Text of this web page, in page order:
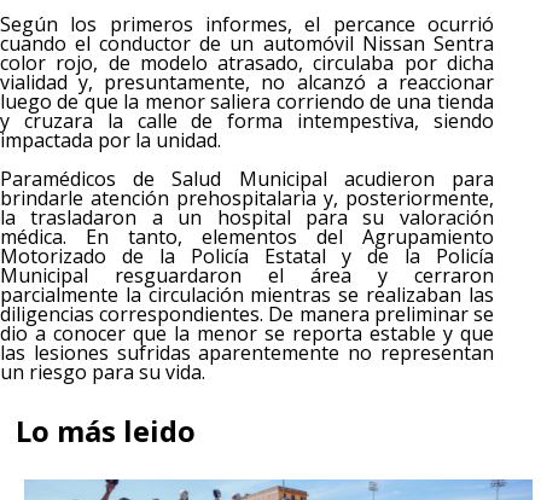
Según los primeros informes, el percance ocurrió
cuando el conductor de un automóvil Nissan Sentra
color rojo, de modelo atrasado, circulaba por dicha
vialidad y, presuntamente, no alcanzó a reaccionar
luego de que la menor saliera corriendo de una tienda
y cruzara la calle de forma intempestiva, siendo
impactada por la unidad.
Paramédicos de Salud Municipal acudieron para
brindarle atención prehospitalaria y, posteriormente,
la trasladaron a un hospital para su valoración
médica. En tanto, elementos del Agrupamiento
Motorizado de la Policía Estatal y de la Policía
Municipal resguardaron el área y cerraron
parcialmente la circulación mientras se realizaban las
diligencias correspondientes. De manera preliminar se
dio a conocer que la menor se reporta estable y que
las lesiones sufridas aparentemente no representan
un riesgo para su vida.
Lo más leido